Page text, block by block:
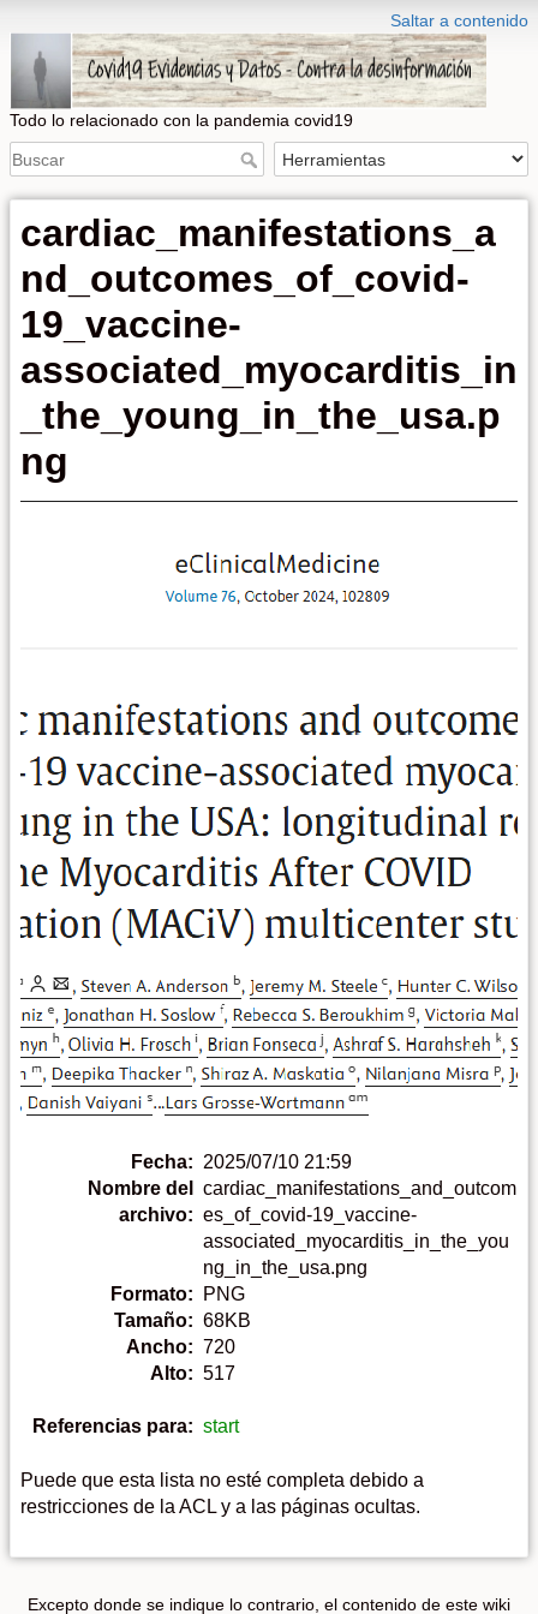
Saltar a contenido
Todo lo relacionado con la pandemia covid19
cardiac_manifestations_a
nd_outcomes_of_covid-
19_vaccine-
associated_myocarditis_in
_the_young_in_the_usa.p
ng
Fecha: 2025/07/10 21:59
Nombre del
archivo:
cardiac_manifestations_and_outcom
es_of_covid-19_vaccine-
associated_myocarditis_in_the_you
ng_in_the_usa.png
Formato:
PNG
Tamaño: 68KB
Ancho: 720
Alto: 517
Referencias para: start
Puede que esta lista no esté completa debido a
restricciones de la ACL y a las páginas ocultas.
Excepto donde se indique lo contrario, el contenido de este wiki